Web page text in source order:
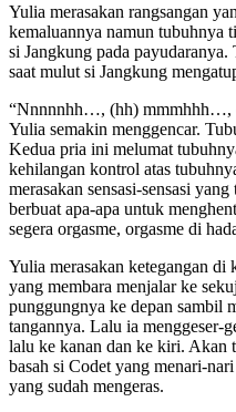
Yulia merasakan rangsangan
kemaluannya namun tubuhnya
si Jangkung pada
saat mulut si Jangkung
“Nnnnnhh…, (hh) mmmhhh…,
Yulia semakin menggencar.
Kedua pria ini melumat
kehilangan kontrol atas
merasakan sensasi-sensasi
berbuat apa-apa untuk
segera orgasme, orgasme di
Yulia merasakan ketegangan di
yang membara menjalar ke
punggungnya ke depan sambil
tangannya. Lalu ia menggeser-
lalu ke kanan dan ke kiri. Akan
basah si Codet yang menari-
yang sudah mengeras.